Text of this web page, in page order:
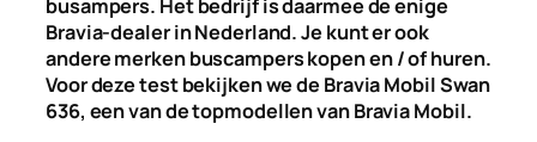
busampers. Het bedrijf is daarmee de enige
Bravia-dealer in Nederland. Je kunt er ook
andere merken buscampers kopen en / of huren.
Voor deze test bekijken we de Bravia Mobil Swan
636, een van de topmodellen van Bravia Mobil.